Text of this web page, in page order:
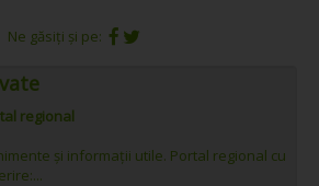
Ne găsiți și pe:
regional
și informații utile. Portal regional cu